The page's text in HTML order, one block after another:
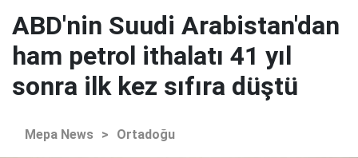
ABD'nin Suudi Arabistan'dan
ham petrol ithalatı 41 yıl
sonra ilk kez sıfıra düştü
Mepa News > Ortadoğu